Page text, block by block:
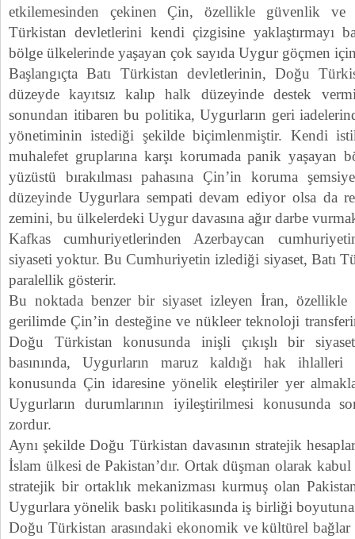
etkilemesinden çekinen Çin, özellikle güvenlik ve
Türkistan devletlerini kendi çizgisine yaklaştırmayı
bölge ülkelerinde yaşayan çok sayıda Uygur göçmen
Başlangıçta Batı Türkistan devletlerinin, Doğu
düzeyde kayıtsız kalıp halk düzeyinde destek
sonundan itibaren bu politika, Uygurların geri
yönetiminin istediği şekilde biçimlenmiştir. Kendi
muhalefet gruplarına karşı korumada panik yaşayan
yüzüstü bırakılması pahasına Çin’in koruma
düzeyinde Uygurlara sempati devam ediyor olsa da
zemini, bu ülkelerdeki Uygur davasına ağır darbe
Kafkas cumhuriyetlerinden Azerbaycan
siyaseti yoktur. Bu Cumhuriyetin izlediği siyaset, Batı
paralellik gösterir.
Bu noktada benzer bir siyaset izleyen İran, özellikle
gerilimde Çin’in desteğine ve nükleer teknoloji
Doğu Türkistan konusunda inişli çıkışlı bir
basınında, Uygurların maruz kaldığı hak
konusunda Çin idaresine yönelik eleştiriler yer
Uygurların durumlarının iyileştirilmesi konusunda
zordur.
Aynı şekilde Doğu Türkistan davasının stratejik
İslam ülkesi de Pakistan’dır. Ortak düşman olarak
stratejik bir ortaklık mekanizması kurmuş olan
Uygurlara yönelik baskı politikasında iş birliği boyutuna
Doğu Türkistan arasındaki ekonomik ve kültürel